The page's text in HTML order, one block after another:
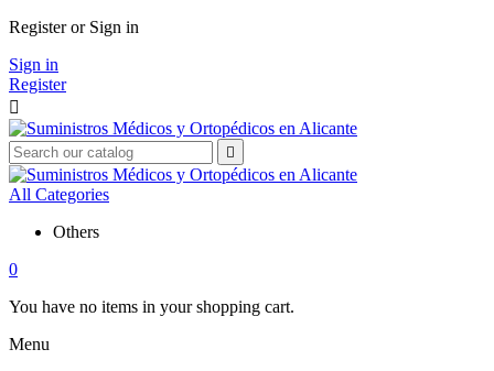
Register or Sign in
Sign in
Register


All Categories
Others
0
You have no items in your shopping cart.
Menu